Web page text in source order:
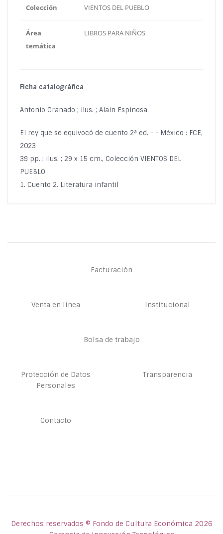
Colección VIENTOS DEL PUEBLO
Área
temática
LIBROS PARA NIÑOS
Ficha catalográfica
Antonio Granado ; ilus. ; Alain Espinosa
El rey que se equivocó de cuento 2ª ed. - - México : FCE,
2023
39 pp. : ilus. ; 29 x 15 cm., Colección VIENTOS DEL
PUEBLO
1. Cuento 2. Literatura infantil
Facturación
Venta en línea Institucional
Bolsa de trabajo
Protección de Datos
Personales
Transparencia
Contacto
Derechos reservados © Fondo de Cultura Económica 2026